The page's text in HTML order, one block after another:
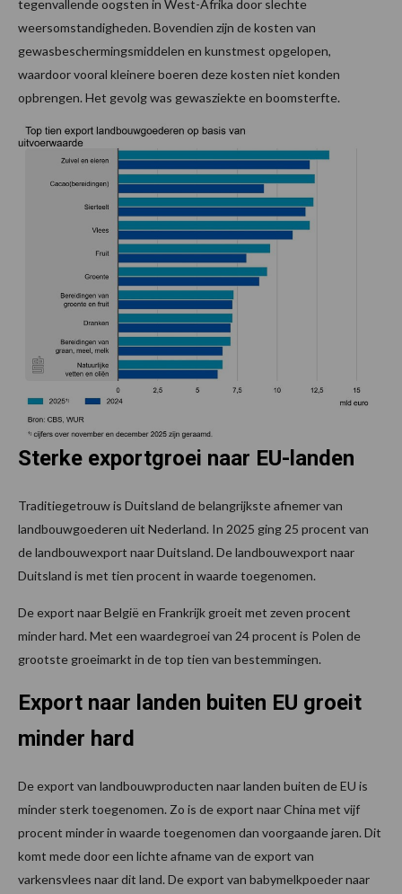
tegenvallende oogsten in West-Afrika door slechte
weersomstandigheden. Bovendien zijn de kosten van
gewasbeschermingsmiddelen en kunstmest opgelopen,
waardoor vooral kleinere boeren deze kosten niet konden
opbrengen. Het gevolg was gewasziekte en boomsterfte.
Sterke exportgroei naar EU-landen
Traditiegetrouw is Duitsland de belangrijkste afnemer van
landbouwgoederen uit Nederland. In 2025 ging 25 procent van
de landbouwexport naar Duitsland. De landbouwexport naar
Duitsland is met tien procent in waarde toegenomen.
De export naar België en Frankrijk groeit met zeven procent
minder hard. Met een waardegroei van 24 procent is Polen de
grootste groeimarkt in de top tien van bestemmingen.
Export naar landen buiten EU groeit
minder hard
De export van landbouwproducten naar landen buiten de EU is
minder sterk toegenomen. Zo is de export naar China met vijf
procent minder in waarde toegenomen dan voorgaande jaren. Dit
komt mede door een lichte afname van de export van
varkensvlees naar dit land. De export van babymelkpoeder naar